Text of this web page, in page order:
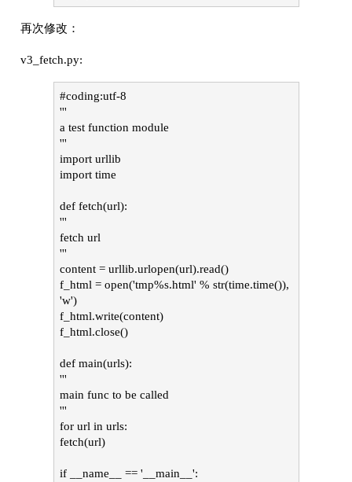
再次修改：
v3_fetch.py:
#coding:utf-8
'''
a test function module
'''
import urllib
import time
def fetch(url):
'''
fetch url
'''
content = urllib.urlopen(url).read()
f_html = open('tmp%s.html' % str(time.time()),
'w')
f_html.write(content)
f_html.close()
def main(urls):
'''
main func to be called
'''
for url in urls:
fetch(url)
if __name__ == '__main__':